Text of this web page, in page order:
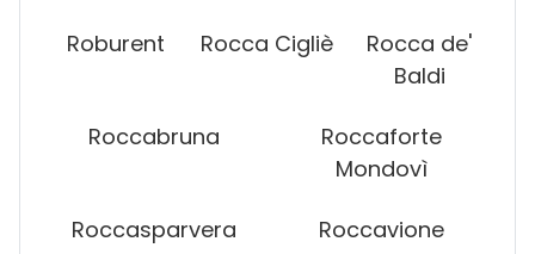
Roburent Rocca Cigliè
Rocca de'
Baldi
Roccabruna
Roccaforte
Mondovì
Roccasparvera Roccavione